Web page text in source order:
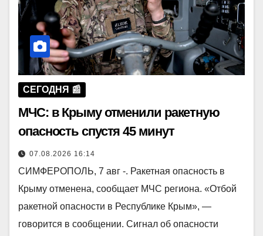
СЕГОДНЯ 📰
МЧС: в Крыму отменили ракетную
опасность спустя 45 минут
07.08.2026 16:14
СИМФЕРОПОЛЬ, 7 авг -. Ракетная опасность в
Крыму отменена, сообщает МЧС региона. «Отбой
ракетной опасности в Республике Крым», —
говорится в сообщении. Сигнал об опасности